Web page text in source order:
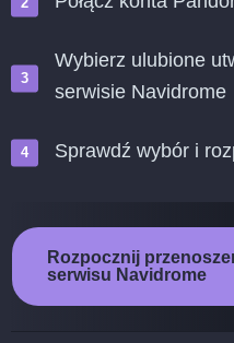
Wybierz ulubione
serwisie Navidrome
Sprawdź wybór i
Rozpocznij
serwisu Navidrome